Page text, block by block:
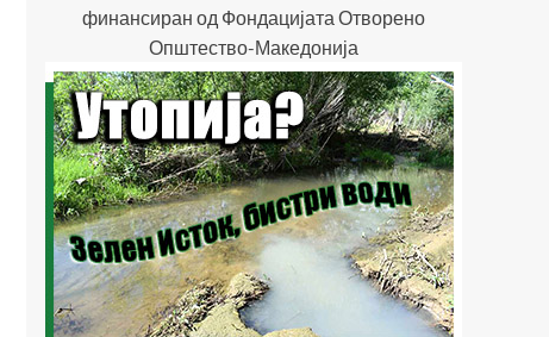
финансиран од Фондацијата Отворено
Општество-Македонија